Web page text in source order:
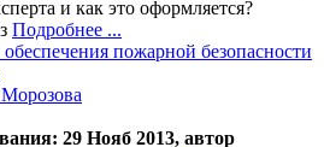
и как это оформляется?
Подробнее ...
пожарной безопасности
29 Нояб 2013, автор